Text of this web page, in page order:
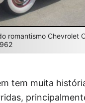
romantismo Chevrolet
tem muita